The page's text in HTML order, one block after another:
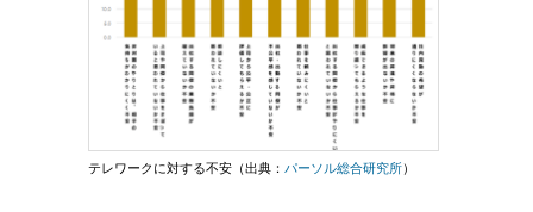
テレワークに対する不安（出典： パーソル総合研究所）